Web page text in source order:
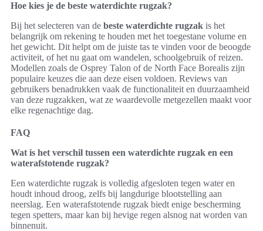
Hoe kies je de beste waterdichte rugzak?
Bij het selecteren van de beste waterdichte rugzak is het
belangrijk om rekening te houden met het toegestane volume en
het gewicht. Dit helpt om de juiste tas te vinden voor de beoogde
activiteit, of het nu gaat om wandelen, schoolgebruik of reizen.
Modellen zoals de Osprey Talon of de North Face Borealis zijn
populaire keuzes die aan deze eisen voldoen. Reviews van
gebruikers benadrukken vaak de functionaliteit en duurzaamheid
van deze rugzakken, wat ze waardevolle metgezellen maakt voor
elke regenachtige dag.
FAQ
Wat is het verschil tussen een waterdichte rugzak en een
waterafstotende rugzak?
Een waterdichte rugzak is volledig afgesloten tegen water en
houdt inhoud droog, zelfs bij langdurige blootstelling aan
neerslag. Een waterafstotende rugzak biedt enige bescherming
tegen spetters, maar kan bij hevige regen alsnog nat worden van
binnenuit.